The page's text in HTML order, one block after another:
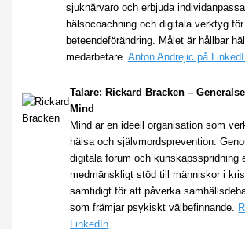
sjuknärvaro och erbjuda
hälsocoachning och digitala verktyg för
beteendeförändring. Målet är hållbar
medarbetare. Anton Andrejic på
Talare: Rickard Bracken –
Mind
Mind är en ideell organisation som
hälsa och självmordsprevention.
digitala forum och kunskapsspridning
medmänskligt stöd till människor i
samtidigt för att påverka
som främjar psykiskt välbefinnande.
LinkedIn